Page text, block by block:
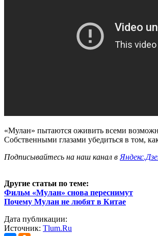
«Мулан» пытаются оживить всеми
Собственными глазами убедиться в том,
Подписывайтесь на наш канал в
Другие статьи по теме:
Фильм «Мулан» снова переснимут
Почему Мулан не любят в Китае
Дата публикации:
Источник: Tlum.Ru